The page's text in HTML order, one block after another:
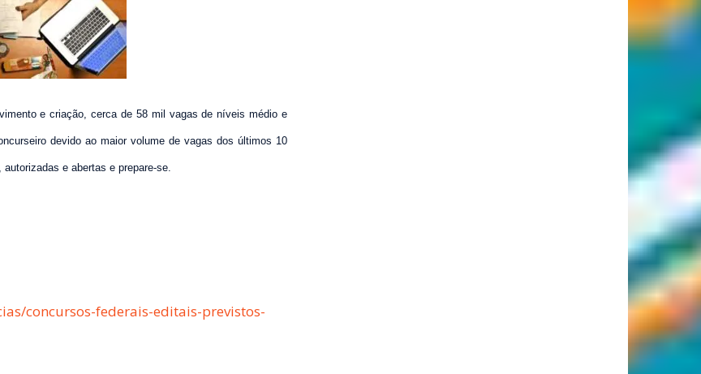
e criação, cerca de 58 mil vagasde níveis médio e
devido ao maior volume de vagas dos últimos 10
e abertas e prepare-se.
concursos-federais-editais-previstos-